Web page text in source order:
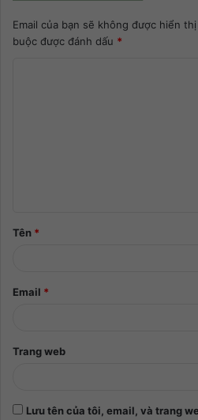
Email của bạn sẽ không được hiển
buộc được đánh dấu *
Tên *
Email *
Trang web
Lưu tên của tôi, email, và trang